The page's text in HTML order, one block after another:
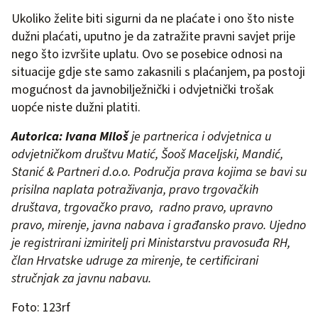
Ukoliko želite biti sigurni da ne plaćate i ono što niste
dužni plaćati, uputno je da zatražite pravni savjet prije
nego što izvršite uplatu. Ovo se posebice odnosi na
situacije gdje ste samo zakasnili s plaćanjem, pa postoji
mogućnost da javnobilježnički i odvjetnički trošak
uopće niste dužni platiti.
Autorica: Ivana Milošje partnerica i odvjetnica u
odvjetničkom društvu Matić, Šooš Maceljski, Mandić,
Stanić & Partneri d.o.o. Područja prava kojima se bavi su
prisilna naplata potraživanja, pravo trgovačkih
društava, trgovačko pravo, radno pravo, upravno
pravo, mirenje, javna nabava i građansko pravo. Ujedno
je registrirani izmiritelj pri Ministarstvu pravosuđa RH,
član Hrvatske udruge za mirenje, te certificirani
stručnjak za javnu nabavu.
Foto: 123rf